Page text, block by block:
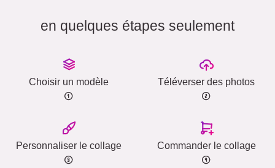
en quelques étapes seulement
Choisir un modèle Téléverser des photos
Personnaliser le collage Commander le collage